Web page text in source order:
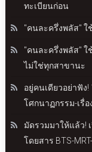
ทะเบียนก่อน
"คนละครึ่งพลัส" ใ
"คนละครึ่งพลัส" ใ
ไม่ใช่ทุกสาขานะ
อยู่คนเดียวอย่าฟัง!
โศกนาฏกรรม-เรื่อ
มัดรวมมาให้แล้ว!
โดยสาร BTS-